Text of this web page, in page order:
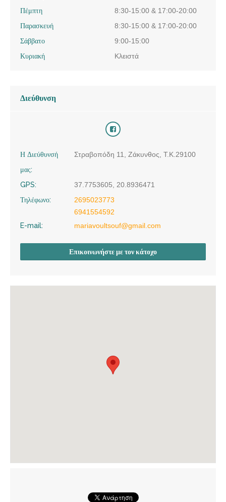
Πέμπτη
8:30-15:00 & 17:00-20:00
Παρασκευή
8:30-15:00 & 17:00-20:00
Σάββατο
9:00-15:00
Κυριακή
Κλειστά
Διεύθυνση
Η Διεύθυνσή
μας:
Στραβοπόδη 11, Ζάκυνθος, Τ.Κ.29100
GPS:
37.7753605, 20.8936471
Τηλέφωνο:
2695023773
6941554592
E-mail:
mariavoultsouf@gmail.com
Επικοινωνήστε με τον κάτοχο